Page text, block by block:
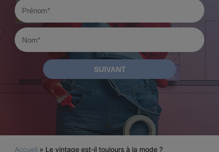
Accueil » Le vintage est-il toujours à la mode ?